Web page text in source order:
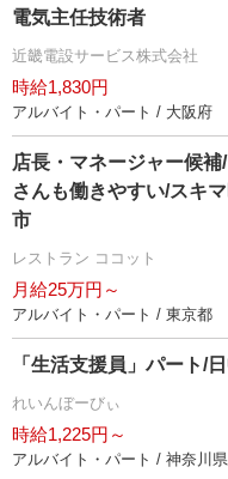
電気主任技術者
近畿電設サービス株式会社
時給1,830円
アルバイト・パート / 大阪府
店長・マネージャー候
さんも働きやすい/スキ
市
レストラン ココット
月給25万円～
アルバイト・パート / 東京都
「生活支援員」パート/
れいんぼーびぃ
時給1,225円～
アルバイト・パート / 神奈川県